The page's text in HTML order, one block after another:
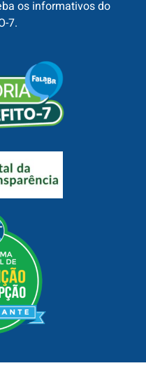
os informativos do
7.